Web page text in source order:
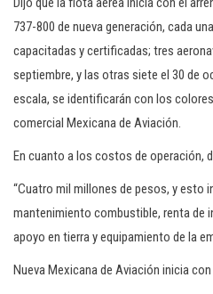
737-800 de nueva generación, cada
capacitadas y certificadas; tres
septiembre, y las otras siete el 30 de
escala, se identificarán con los
comercial Mexicana de Aviación.
En cuanto a los costos de operación,
“Cuatro mil millones de pesos, y esto
mantenimiento combustible, renta de
apoyo en tierra y equipamiento de la
Nueva Mexicana de Aviación inicia